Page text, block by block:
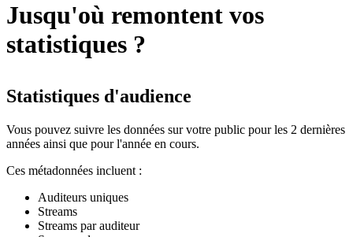
Jusqu'où remontent vos
statistiques ?
Statistiques d'audience
Vous pouvez suivre les données sur votre public pour les 2 dernières
années ainsi que pour l'année en cours.
Ces métadonnées incluent :
Auditeurs uniques
Streams
Streams par auditeur